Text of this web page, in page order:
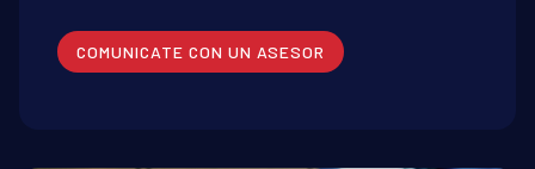
COMUNICATE CON UN ASESOR